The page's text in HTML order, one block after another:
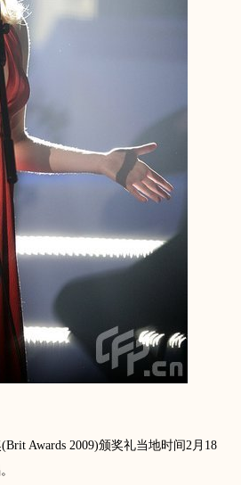
Awards 2009)颁奖礼当地时间2月18